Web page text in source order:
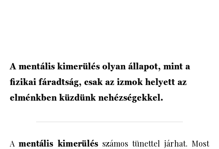
A mentális kimerülés olyan állapot, mint a
fizikai fáradtság, csak az izmok helyett az
elménkben küzdünk nehézségekkel.
A mentális kimerülés számos tünettel járhat. Most